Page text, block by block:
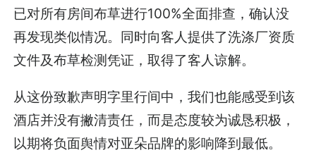
已对所有房间布草进行100%全面排查，确认没
再发现类似情况。同时向客人提供了洗涤厂资质
文件及布草检测凭证，取得了客人谅解。
从这份致歉声明字里行间中，我们也能感受到该
酒店并没有撇清责任，而是态度较为诚恳积极，
以期将负面舆情对亚朵品牌的影响降到最低。